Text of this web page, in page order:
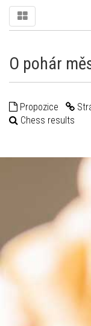
O pohár
Propozice
Chess results